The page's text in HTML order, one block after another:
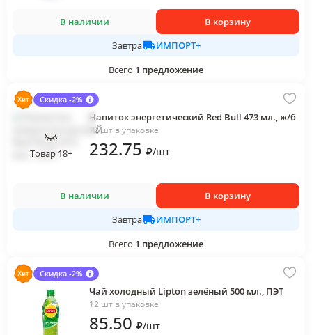
В наличии
В корзину
Завтра
ИМПОРТ+
Всего 1 предложение
Скидка -2%
Товар 18+
Напиток энергетический Red Bull 473 мл., ж/б
12 шт в упаковке
232.75 ₽/шт
В наличии
В корзину
Завтра
ИМПОРТ+
Всего 1 предложение
Скидка -2%
Чай холодный Lipton зелёный 500 мл., ПЭТ
12 шт в упаковке
85.50 ₽/шт